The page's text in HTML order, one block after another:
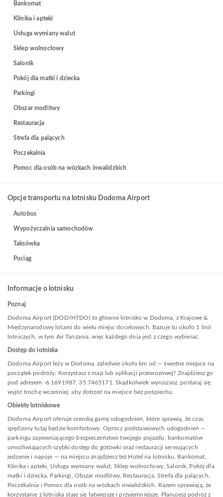
Bankomat
Klinika i apteki
Usługa wymiany walut
Sklep wolnocłowy
Salonik
Pokój dla matki i dziecka
Parkingi
Obszar modlitwy
Restauracja
Strefa dla palących
Poczekalnia
Pomoc dla osób na wózkach inwalidzkich
Opcje transportu na lotnisku Dodoma Airport
Autobus
Wypożyczalnia samochodów
Taksówka
Pociąg
Informacje o lotnisku
Poznaj
Dodoma Airport (DOD/HTDO) to główne lotnisko w Dodoma, z Krajowe &
Międzynarodowy lotami do wielu miejsc docelowych. Bazuje tu około 1 linii
lotniczych, w tym Air Tanzania, więc każdego dnia jest z czego wybierać.
Dostęp do lotniska
Dodoma Airport leży w Dodoma, zaledwie około km od — świetne miejsce na
początek podróży. Korzystasz z map lub aplikacji przewozowej? Znajdziesz go
pod adresem -6.1691987, 35.7465171. Skądkolwiek wyruszasz, postaraj się
wyjść trochę wcześniej, aby dotrzeć na miejsce bez pośpiechu.
Obiekty lotniskowe
Dodoma Airport oferuje szeroką gamę udogodnień, które sprawią, że czas
spędzony tutaj będzie komfortowy. Oprócz podstawowych udogodnień —
parkingu zapewniającego bezpieczeństwo twojego pojazdu, bankomatów
umożliwiających szybki dostęp do gotówki oraz restauracji serwujących
jedzenie i napoje — na miejscu znajdziesz też Hotel na lotnisku, Bankomat,
Klinika i apteki, Usługa wymiany walut, Sklep wolnocłowy, Salonik, Pokój dla
matki i dziecka, Parkingi, Obszar modlitwy, Restauracja, Strefa dla palących,
Poczekalnia i Pomoc dla osób na wózkach inwalidzkich. Razem sprawiają, że
korzystanie z lotniska staje się łatwiejsze i przyjemniejsze. Planujesz podróż z